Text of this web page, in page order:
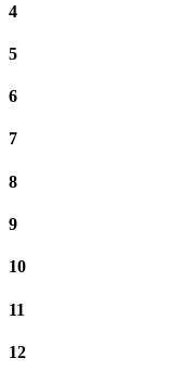
4
5
6
7
8
9
10
11
12